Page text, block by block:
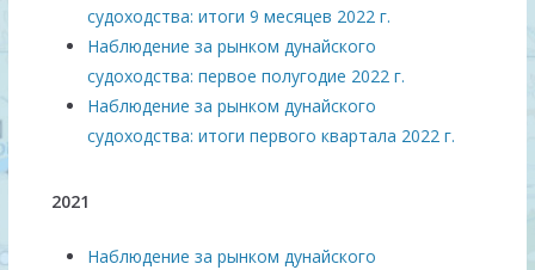
судоходства: итоги 9 месяцев 2022 г.
Наблюдение за рынком дунайского
судоходства: первое полугодие 2022 г.
Наблюдение за рынком дунайского
судоходства: итоги первого квартала 2022 г.
2021
Наблюдение за рынком дунайского